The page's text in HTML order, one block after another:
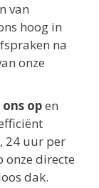
van
hoog in
na
onze
open
24 uur per
onze directe
dak.